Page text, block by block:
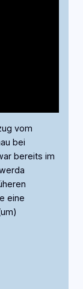
vom
bei
bereits im
eine